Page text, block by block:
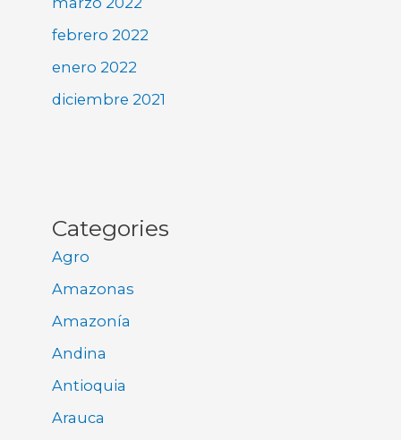
febrero 2022
enero 2022
diciembre 2021
Categories
Agro
Amazonas
Amazonía
Andina
Antioquia
Arauca